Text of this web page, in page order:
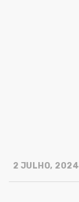
2 JULHO, 2024